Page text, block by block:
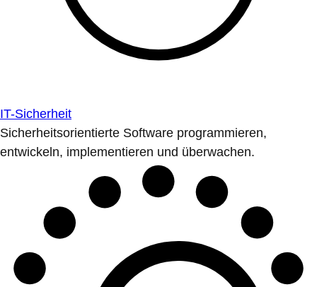
IT-Sicherheit
Sicherheitsorientierte Software programmieren,
entwickeln, implementieren und überwachen.